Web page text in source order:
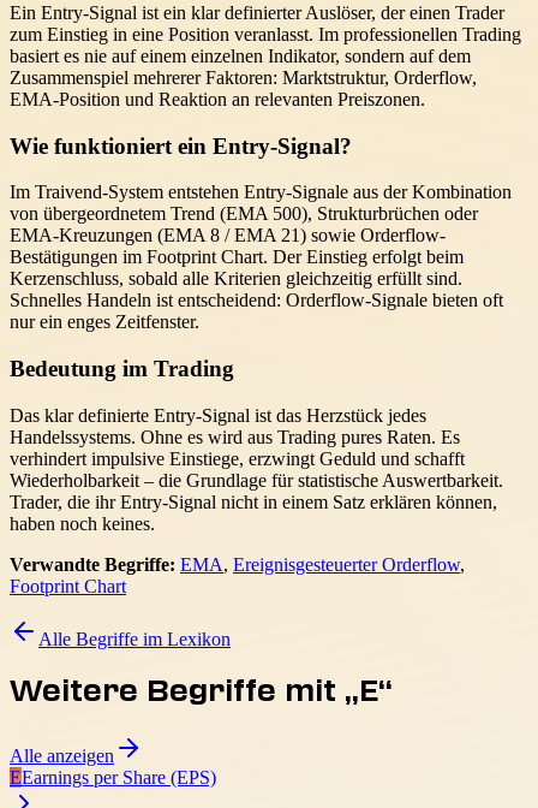
Ein Entry-Signal ist ein klar definierter Auslöser, der einen Trader
zum Einstieg in eine Position veranlasst. Im professionellen Trading
basiert es nie auf einem einzelnen Indikator, sondern auf dem
Zusammenspiel mehrerer Faktoren: Marktstruktur, Orderflow,
EMA-Position und Reaktion an relevanten Preiszonen.
Wie funktioniert ein Entry-Signal?
Im Traivend-System entstehen Entry-Signale aus der Kombination
von übergeordnetem Trend (EMA 500), Strukturbrüchen oder
EMA-Kreuzungen (EMA 8 / EMA 21) sowie Orderflow-
Bestätigungen im Footprint Chart. Der Einstieg erfolgt beim
Kerzenschluss, sobald alle Kriterien gleichzeitig erfüllt sind.
Schnelles Handeln ist entscheidend: Orderflow-Signale bieten oft
nur ein enges Zeitfenster.
Bedeutung im Trading
Das klar definierte Entry-Signal ist das Herzstück jedes
Handelssystems. Ohne es wird aus Trading pures Raten. Es
verhindert impulsive Einstiege, erzwingt Geduld und schafft
Wiederholbarkeit – die Grundlage für statistische Auswertbarkeit.
Trader, die ihr Entry-Signal nicht in einem Satz erklären können,
haben noch keines.
Verwandte Begriffe: EMA, Ereignisgesteuerter Orderflow,
Footprint Chart
Alle Begriffe im Lexikon
Weitere Begriffe mit „ E“
Alle anzeigen
EEarnings per Share (EPS)